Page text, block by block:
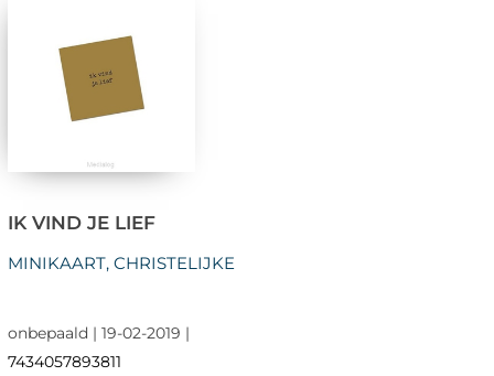
IK VIND JE LIEF
MINIKAART, CHRISTELIJKE
onbepaald | 19-02-2019 |
7434057893811